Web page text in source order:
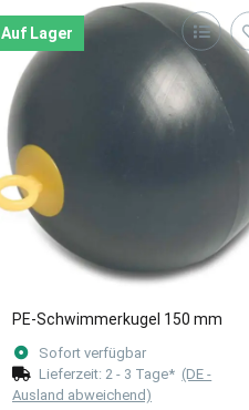
Auf Lager
PE-Schwimmerkugel 150 mm
Sofort verfügbar
Lieferzeit: 2 - 3 Tage* (DE -
Ausland abweichend)